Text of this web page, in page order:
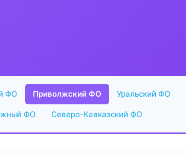
ФО Приволжский ФО Уральский ФО
ФО Северо-Кавказский ФО